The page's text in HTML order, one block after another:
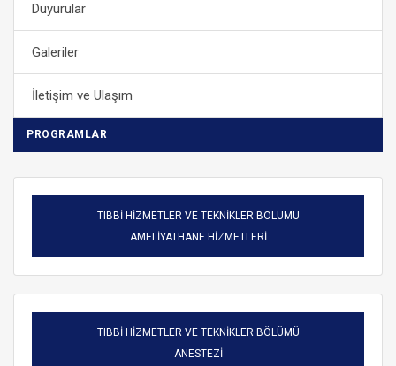
Duyurular
Galeriler
İletişim ve Ulaşım
PROGRAMLAR
TIBBİ HİZMETLER VE TEKNİKLER BÖLÜMÜ
AMELİYATHANE HİZMETLERİ
TIBBİ HİZMETLER VE TEKNİKLER BÖLÜMÜ
ANESTEZİ